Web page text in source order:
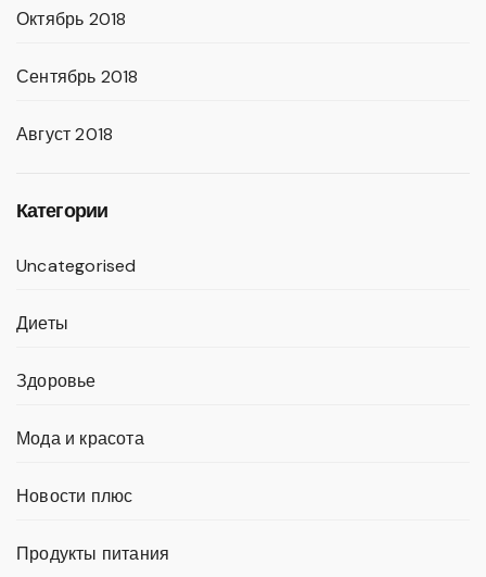
Октябрь 2018
Сентябрь 2018
Август 2018
Категории
Uncategorised
Диеты
Здоровье
Мода и красота
Новости плюс
Продукты питания